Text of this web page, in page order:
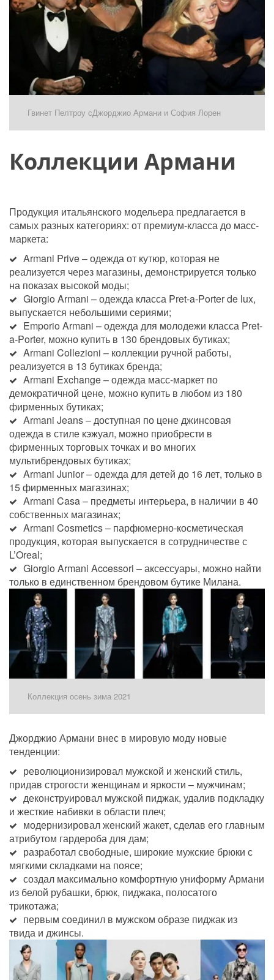
Гвинет Пелтроу сДжорджио Армани и София Лорен
Коллекции Армани
Продукция итальянского модельера предлагается в
самых разных категориях: от премиум-класса до масс-
маркета:
Armani Prive – одежда от кутюр, которая не
реализуется через магазины, демонстрируется только
на показах высокой моды;
Giorgio Armani – одежда класса Pret-a-Porter de lux,
выпускается небольшими сериями;
Emporio Armani – одежда для молодежи класса Pret-
a-Porter, можно купить в 130 брендовых бутиках;
Armani Collezioni – коллекции ручной работы,
реализуется в 13 бутиках бренда;
Armani Exchange – одежда масс-маркет по
демократичной цене, можно купить в любом из 180
фирменных бутиках;
Armani Jeans – доступная по цене джинсовая
одежда в стиле кэжуал, можно приобрести в
фирменных торговых точках и во многих
мультибрендовых бутиках;
Armani Junior – одежда для детей до 16 лет, только в
15 фирменных магазинах;
Armani Casa – предметы интерьера, в наличии в 40
собственных магазинах;
Armani Cosmetics – парфюмерно-косметическая
продукция, которая выпускается в сотрудничестве с
L’Oreal;
Giorgio Armani Accessori – аксессуары, можно найти
только в единственном брендовом бутике Милана.
Коллекция осень зима 2021
Джорджио Армани внес в мировую моду новые
тенденции:
революционизировал мужской и женский стиль,
придав строгости женщинам и яркости – мужчинам;
деконструировал мужской пиджак, удалив подкладку
и жесткие набивки в области плеч;
модернизировал женский жакет, сделав его главным
атрибутом гардероба для дам;
разработал свободные, широкие мужские брюки с
мягкими складками на поясе;
создал максимально комфортную униформу Армани
из белой рубашки, брюк, пиджака, полосатого
трикотажа;
первым соединил в мужском образе пиджак из
твида и джинсы.